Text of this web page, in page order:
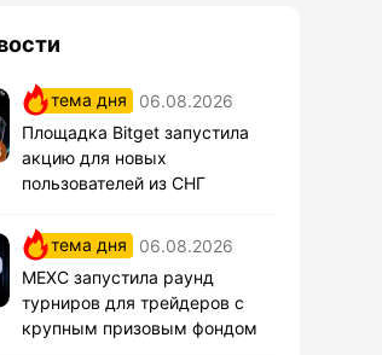
тема дня
06.08.2026
Площадка Bitget запустила
акцию для новых
пользователей из СНГ
тема дня
06.08.2026
MEXC запустила раунд
турниров для трейдеров с
крупным призовым фондом